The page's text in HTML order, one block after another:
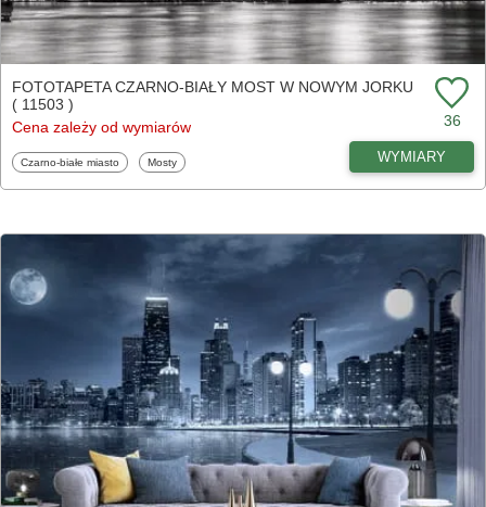
FOTOTAPETA CZARNO-BIAŁY MOST W NOWYM JORKU
( 11503 )
Cena zależy od wymiarów
36
Fototapety
Czarno-białe miasto Fototapety
Mosty WYMIARY